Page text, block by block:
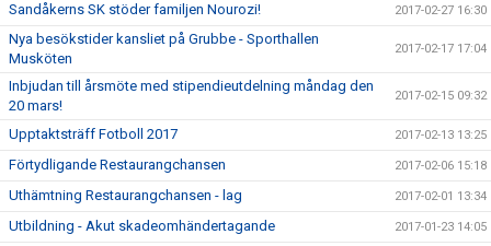
Sandåkerns SK stöder familjen Nourozi! 2017-02-27 16:30
Nya besökstider kansliet på Grubbe - Sporthallen
Musköten
2017-02-17 17:04
Inbjudan till årsmöte med stipendieutdelning måndag den
20 mars!
2017-02-15 09:32
Upptaktsträff Fotboll 2017 2017-02-13 13:25
Förtydligande Restaurangchansen 2017-02-06 15:18
Uthämtning Restaurangchansen - lag 2017-02-01 13:34
Utbildning - Akut skadeomhändertagande 2017-01-23 14:05